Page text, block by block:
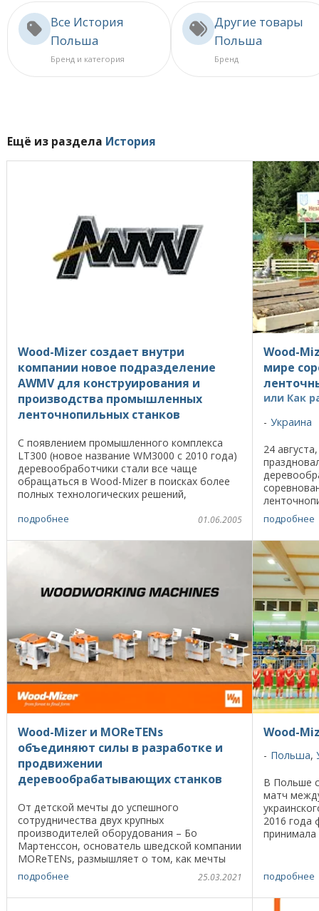
Все История
Польша
Бренд и категория
Другие товары
Польша
Бренд
Ещё из раздела История
Wood-Mizer создает внутри
компании новое подразделение
AWMV для конструирования и
производства промышленных
ленточнопильных станков
С появлением промышленного комплекса
LT300 (новое название WM3000 с 2010 года)
деревообработчики стали все чаще
обращаться в Wood-Mizer в поисках более
полных технологических решений,
распиловки, но и транспортные ...
подробнее 01.06.2005
Wood-
мире
или Как
Украина
24
Sport
...
подробнее
Wood-Mizer и MOReTENs
объединяют силы в разработке и
продвижении
деревообрабатывающих станков
От детской мечты до успешного
сотрудничества двух крупных
производителей оборудования – Бо
Мартенссон, основатель шведской компании
MOReTENs, размышляет о том, как мечты
превращаются в реальность, древесина в
конечные продукты, а инновационные ...
подробнее 25.03.2021
Wood-
Польша,
В Польше
матч
2016 года
принимала
подробнее